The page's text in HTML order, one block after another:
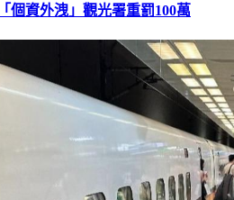
資外洩」觀光署重罰100萬